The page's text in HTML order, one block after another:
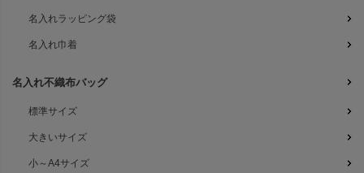
名入れラッピング袋
名入れ巾着
名入れ不織布バッグ
標準サイズ
大きいサイズ
小～A4サイズ